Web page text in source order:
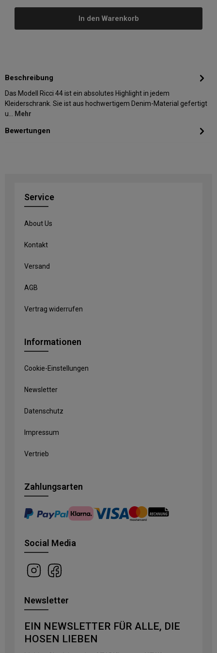
In den Warenkorb
Beschreibung
Das Modell Ricci 44 ist ein absolutes Highlight in jedem
Kleiderschrank. Sie ist aus hochwertigem Denim-Material gefertigt
u…
Mehr
Bewertungen
Service
About Us
Kontakt
Versand
AGB
Vertrag widerrufen
Informationen
Cookie-Einstellungen
Newsletter
Datenschutz
Impressum
Vertrieb
Zahlungsarten
Social Media
Newsletter
EIN NEWSLETTER FÜR ALLE, DIE
HOSEN LIEBEN